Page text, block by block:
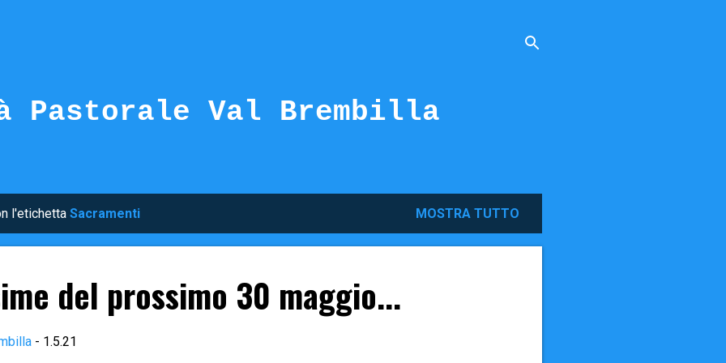
Pastorale Val Brembilla
l'etichetta Sacramenti MOSTRA TUTTO
del prossimo 30 maggio...
- 1.5.21